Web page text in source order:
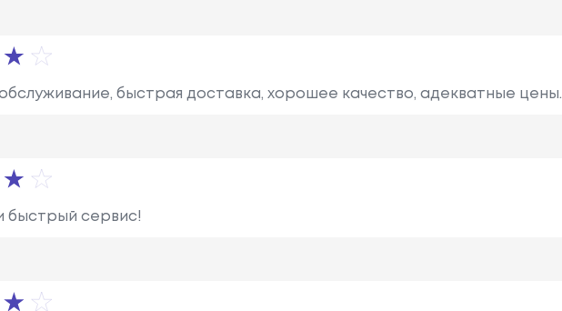
быстрая доставка, хорошее качество, адекватные цены.
быстрый сервис!